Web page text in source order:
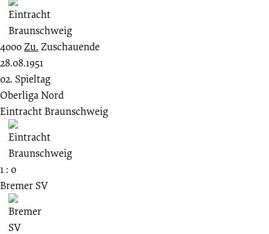
4000Zu. Zuschauende
28.08.1951
02. Spieltag
Oberliga Nord
Eintracht Braunschweig
1 : 0
Bremer SV